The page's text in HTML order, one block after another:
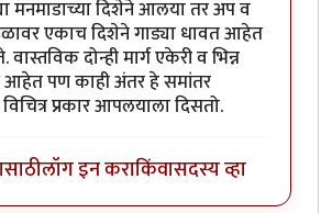
मनमाडाच्या दिशेने आलया तर अप व
एकाच दिशेने गाड्या धावत आहेत
दोन्ही मार्ग एकेरी व भिन्न
आहेत पण काही अंतर हे समांतर
प्रकार आपलयाला दिसतो.
लॉग इन कराकिंवासदस्य व्हा